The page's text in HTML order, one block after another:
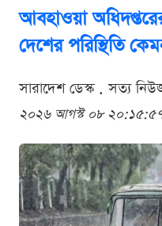
আবহাওয়া
দেশের পরিস্থিতি
সারাদেশ ডেস্ক . সত্য
২০২৬ আগস্ট ০৮